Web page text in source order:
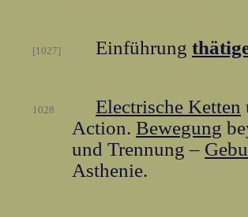
[1027] Einführung
1028 Electrische Ketten
Action. Bewegung
und Trennung –
Asthenie.